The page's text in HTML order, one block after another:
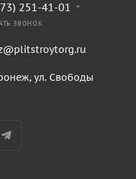
251-41-01
ЗВОНОК
ул. Свободы